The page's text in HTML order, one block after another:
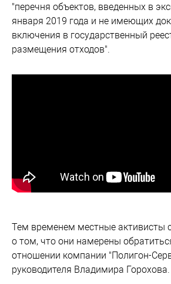
"перечня объектов, введенных в
января 2019 года и не имеющих
включения в государственный
размещения отходов".
Тем временем местные активисты
о том, что они намерены
отношении компании "Полигон-
руководителя Владимира Горохова.